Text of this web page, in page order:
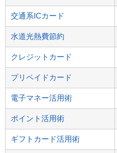
交通系ICカード
水道光熱費節約
クレジットカード
プリペイドカード
電子マネー活用術
ポイント活用術
ギフトカード活用術